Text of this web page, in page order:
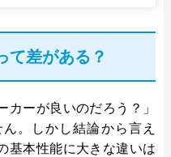
て差がある？
カーが良いのだろう？」
。しかし結論から言え
基本性能に大きな違いは